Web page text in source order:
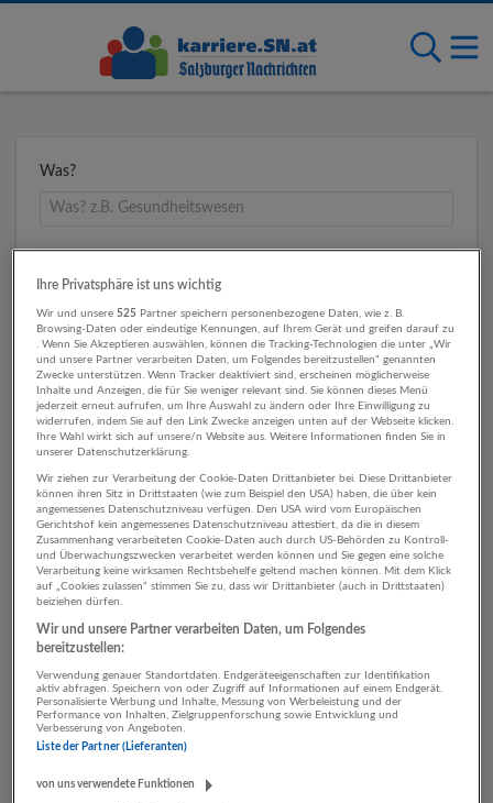
Was?
Umkreis
1 Sonstige Berufe Herstellung
von Waren Unternehmen
Ihre Privatsphäre ist uns wichtig
Wir und unsere525 Partner speichern personenbezogene Daten, wie z. B.
Browsing-Daten oder eindeutige Kennungen, auf Ihrem Gerät und greifen darauf zu
. Wenn Sie Akzeptieren auswählen, können die Tracking-Technologien die unter „Wir
und unsere Partner verarbeiten Daten, um Folgendes bereitzustellen“ genannten
Zwecke unterstützen. Wenn Tracker deaktiviert sind, erscheinen möglicherweise
Inhalte und Anzeigen, die für Sie weniger relevant sind. Sie können dieses Menü
jederzeit erneut aufrufen, um Ihre Auswahl zu ändern oder Ihre Einwilligung zu
widerrufen, indem Sie auf den Link Zwecke anzeigen unten auf der Webseite klicken.
Ihre Wahl wirkt sich auf unsere/n Website aus. Weitere Informationen finden Sie in
unserer Datenschutzerklärung.
Wir ziehen zur Verarbeitung der Cookie-Daten Drittanbieter bei. Diese Drittanbieter
können ihren Sitz in Drittstaaten (wie zum Beispiel den USA) haben, die über kein
angemessenes Datenschutzniveau verfügen. Den USA wird vom Europäischen
Gerichtshof kein angemessenes Datenschutzniveau attestiert, da die in diesem
Zusammenhang verarbeiteten Cookie-Daten auch durch US-Behörden zu Kontroll-
und Überwachungszwecken verarbeitet werden können und Sie gegen eine solche
Verarbeitung keine wirksamen Rechtsbehelfe geltend machen können. Mit dem Klick
auf „Cookies zulassen“ stimmen Sie zu, dass wir Drittanbieter (auch in Drittstaaten)
beiziehen dürfen.
Wir und unsere Partner verarbeiten Daten, um Folgendes
bereitzustellen:
Verwendung genauer Standortdaten. Endgeräteeigenschaften zur Identifikation
aktiv abfragen. Speichern von oder Zugriff auf Informationen auf einem Endgerät.
Personalisierte Werbung und Inhalte, Messung von Werbeleistung und der
Performance von Inhalten, Zielgruppenforschung sowie Entwicklung und
Verbesserung von Angeboten.
Liste der Partner (Lieferanten)
von uns verwendete Funktionen